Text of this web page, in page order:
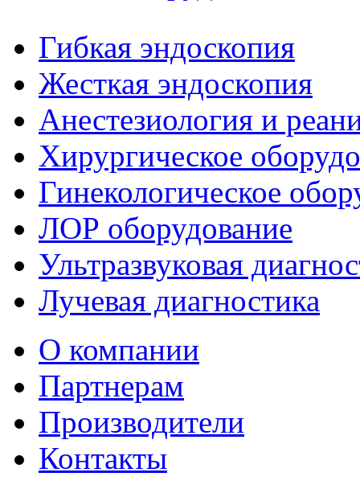
Гибкая эндоскопия
Жесткая эндоскопия
Анестезиология и
Хирургическое
Гинекологическое
ЛОР оборудование
Ультразвуковая
Лучевая диагностика
О компании
Партнерам
Производители
Контакты